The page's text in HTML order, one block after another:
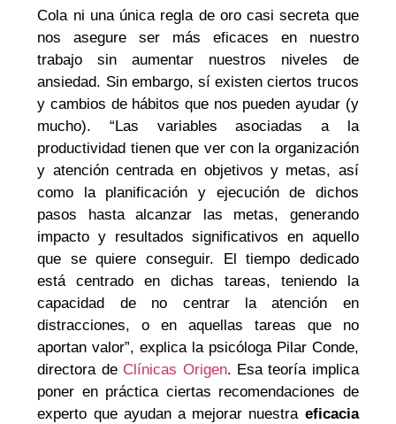
Cola ni una única regla de oro casi secreta que
nos asegure ser más eficaces en nuestro
trabajo sin aumentar nuestros niveles de
ansiedad. Sin embargo, sí existen ciertos trucos
y cambios de hábitos que nos pueden ayudar (y
mucho). “Las variables asociadas a la
productividad tienen que ver con la organización
y atención centrada en objetivos y metas, así
como la planificación y ejecución de dichos
pasos hasta alcanzar las metas, generando
impacto y resultados significativos en aquello
que se quiere conseguir. El tiempo dedicado
está centrado en dichas tareas, teniendo la
capacidad de no centrar la atención en
distracciones, o en aquellas tareas que no
aportan valor”, explica la psicóloga Pilar Conde,
directora de Clínicas Origen. Esa teoría implica
poner en práctica ciertas recomendaciones de
experto que ayudan a mejorar nuestra eficacia